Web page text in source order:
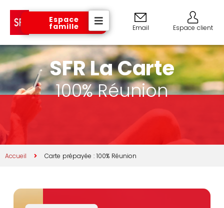
Espace
famille Email Espace client
SFR La Carte
100% Réunion
Accueil Carte prépayée : 100% Réunion